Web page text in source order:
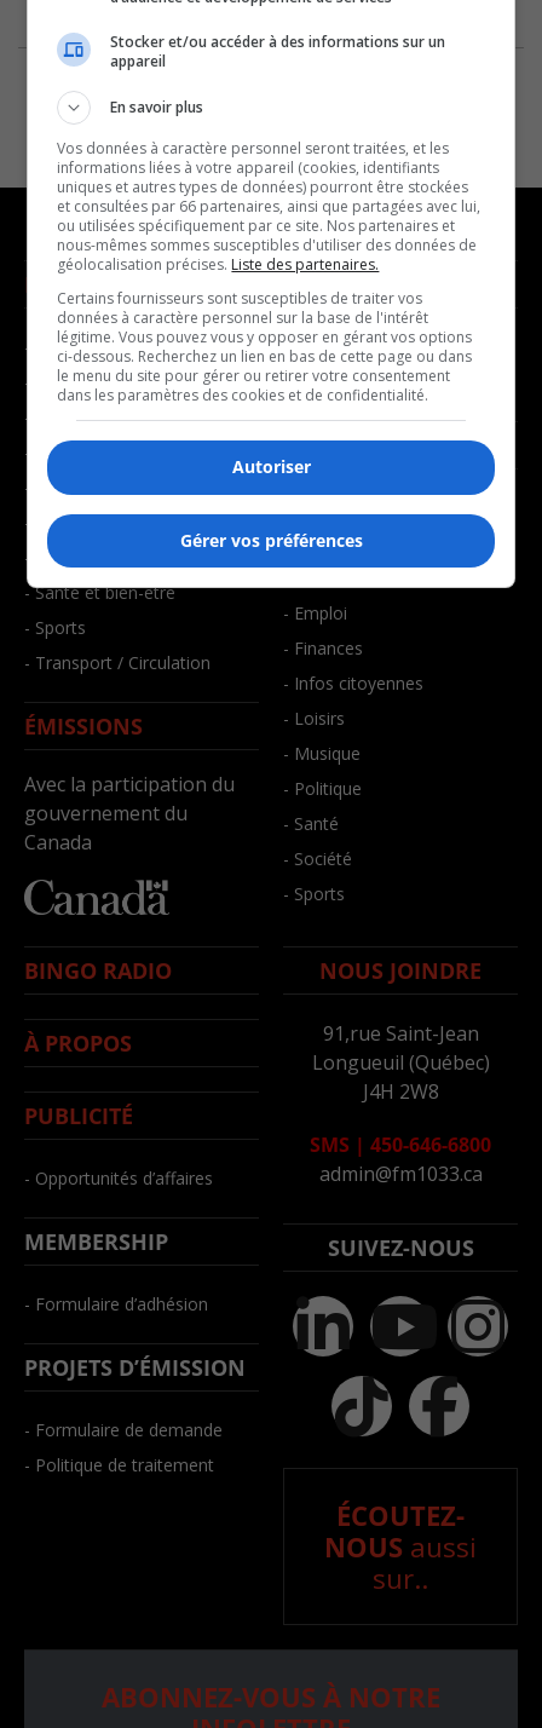
NOUVELLES
- Affaires municipales
- Communauté / Social
- Culture
- Économie
- Éducation
- Environnement
- Faits divers
- Santé et bien-être
- Sports
- Transport / Circulation
ÉMISSIONS
Avec la participation du
gouvernement du
Canada
MUSIQUE
- Décompte franco
- Joué récemment
BALADOS
- Art de vivre
- Emploi
- Finances
- Infos citoyennes
- Loisirs
- Musique
- Politique
- Santé
- Société
- Sports
BINGO RADIO
À PROPOS
PUBLICITÉ
- Opportunités d’affaires
MEMBERSHIP
- Formulaire d’adhésion
PROJETS D’ÉMISSION
- Formulaire de demande
- Politique de traitement
NOUS JOINDRE
91,rue Saint-Jean
Longueuil (Québec)
J4H 2W8
SMS | 450-646-6800
admin@fm1033.ca
SUIVEZ-NOUS
ÉCOUTEZ-
NOUS aussi
sur..
ABONNEZ-VOUS À NOTRE
Stocker et/ou accéder à des informations sur un
appareil
En savoir plus
Vos données à caractère personnel seront traitées, et les
informations liées à votre appareil (cookies, identifiants
uniques et autres types de données) pourront être stockées
et consultées par 66 partenaires, ainsi que partagées avec lui,
ou utilisées spécifiquement par ce site. Nos partenaires et
nous-mêmes sommes susceptibles d'utiliser des données de
géolocalisation précises. Liste des partenaires.
Certains fournisseurs sont susceptibles de traiter vos
données à caractère personnel sur la base de l'intérêt
légitime. Vous pouvez vous y opposer en gérant vos options
ci-dessous. Recherchez un lien en bas de cette page ou dans
le menu du site pour gérer ou retirer votre consentement
dans les paramètres des cookies et de confidentialité.
Autoriser
Gérer vos préférences